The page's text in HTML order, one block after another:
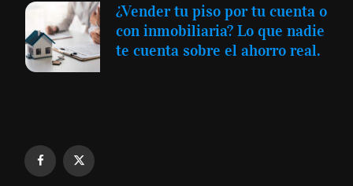
¿Vender tu piso por tu cuenta o
con inmobiliaria? Lo que nadie
te cuenta sobre el ahorro real.